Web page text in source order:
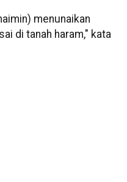
menunaikan
di tanah haram," kata